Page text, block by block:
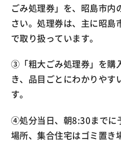
ごみ処理券」を、昭島市内
さい。処理券は、主に昭島
で取り扱っています。
③「粗大ごみ処理券」を購
き、品目ごとにわかりやす
す。
④処分当日、朝8:30までに
場所、集合住宅はゴミ置き